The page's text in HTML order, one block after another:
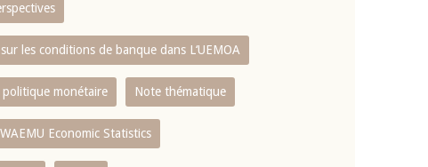
les conditions de banque dans L‘UEMOA
monétaire Note thématique
Economic Statistics